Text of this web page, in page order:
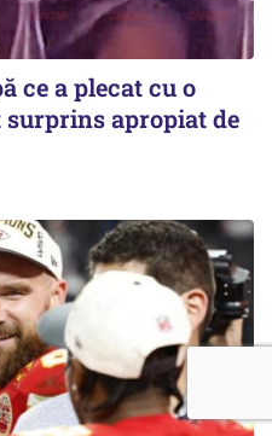
ce a plecat cu o
apropiat de